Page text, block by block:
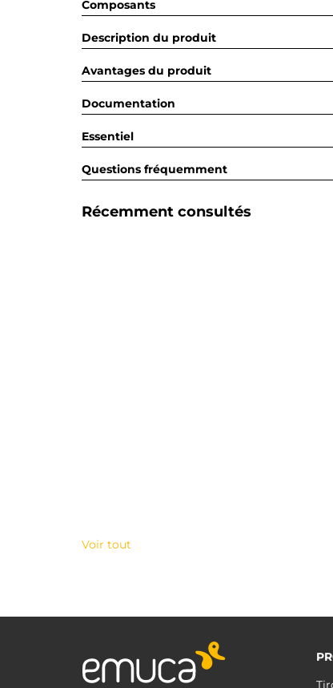
Composants
Description du produit
Avantages du produit
Documentation
Essentiel
Questions fréquemment
Récemment consultés
Voir tout